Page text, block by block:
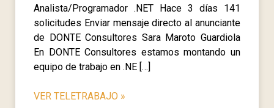
Analista/Programador .NET Hace 3 días 141
solicitudes Enviar mensaje directo al anunciante
de DONTE Consultores Sara Maroto Guardiola
En DONTE Consultores estamos montando un
equipo de trabajo en .NE […]
VER TELETRABAJO »